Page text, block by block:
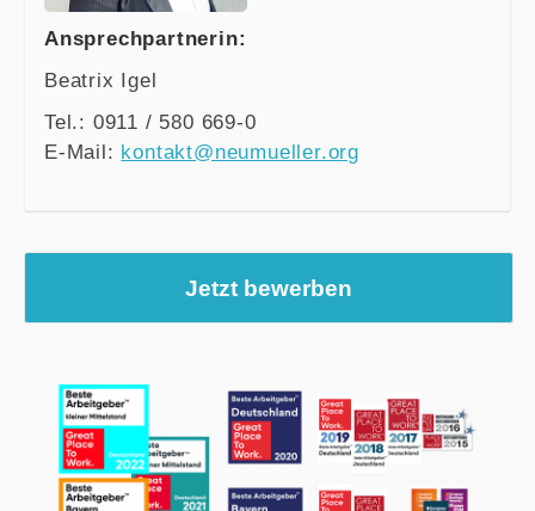
Ansprechpartnerin:
Beatrix Igel
Tel.: 0911 / 580 669-0
E-Mail: kontakt@neumueller.org
Jetzt bewerben